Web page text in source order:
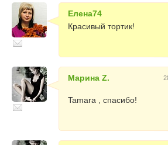
Елена74
Красивый тортик!
Марина Z.
Tamara , спасибо!